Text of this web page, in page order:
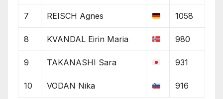
7 REISCH Agnes 1058
8 KVANDAL Eirin Maria 980
9 TAKANASHI Sara 931
10 VODAN Nika 916